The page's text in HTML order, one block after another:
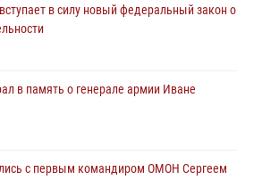
предполагаемого виновника причинения
в силу новый федеральный закон о
в память о генерале армии Иване
с первым командиром ОМОН Сергеем